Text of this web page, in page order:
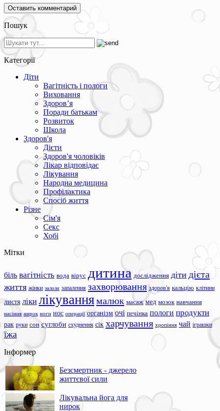
Пошук
Категорії
Діти
Вагітність і пологи
Виховання
Здоров’я
Поради батькам
Розвиток
Школа
Здоров'я
Дієти
Здоров'я чоловіків
Лікар відповідає
Лікування
Народна медицина
Профілактика
Спосіб життя
Різне
Сім'я
Секс
Хобі
Мітки
біль вагітність вода вірус дитина дослідження діти дієта
життя жінки залози запалення захворювання здоров'я кальцію клітини
листя ліки лікуваннямалюк масаж мед мозок навчання
насіння нирок ноги нос операції організм очі печінка пологи продукти
рак руки сон суглоби схуднення сік харчування хропіння чай іграшки
їжа
Інформер
Безсмертник - джерело
життєвої сили
Лікувальна йога для
нирок